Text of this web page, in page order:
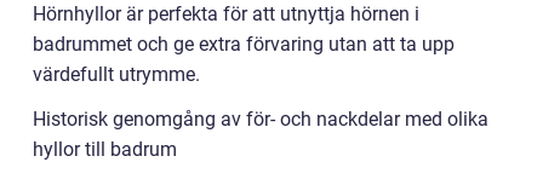
Hörnhyllor är perfekta för att utnyttja hörnen i
badrummet och ge extra förvaring utan att ta upp
värdefullt utrymme.
Historisk genomgång av för- och nackdelar med olika
hyllor till badrum